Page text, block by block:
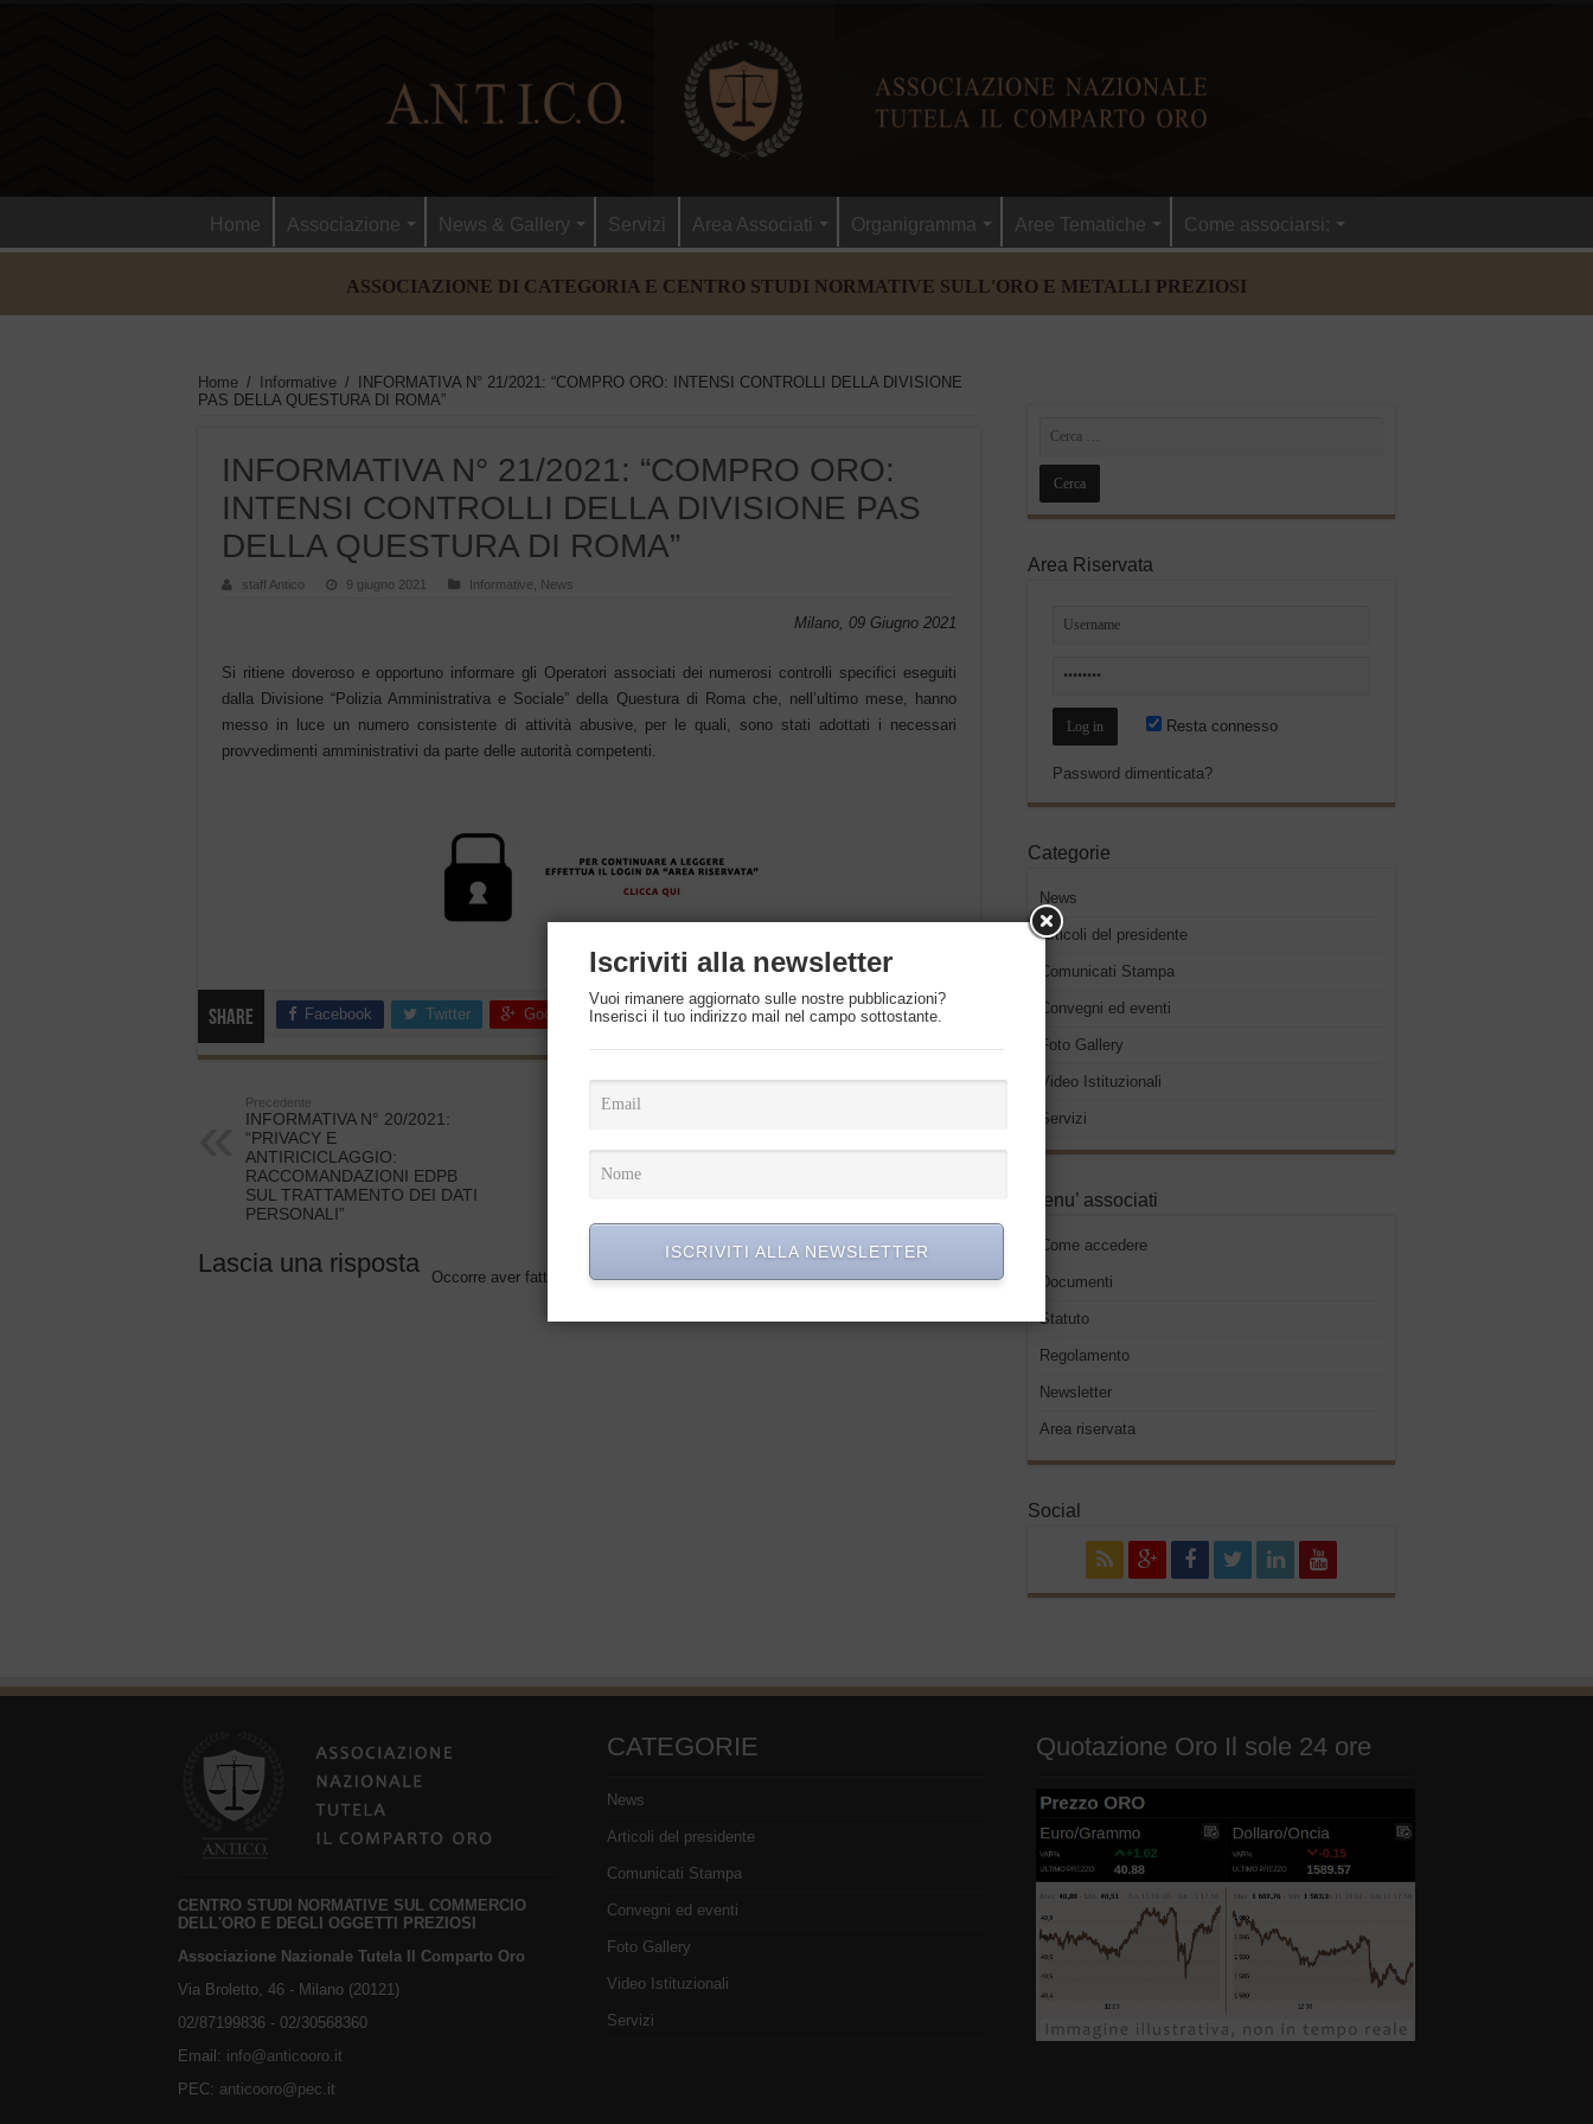
Home Associazione News & Gallery Servizi Area Associati Organigramma Aree Tematiche Come associarsi:
ASSOCIAZIONE DI CATEGORIA E CENTRO STUDI NORMATIVE SULL'ORO E METALLI PREZIOSI
Home / Informative / INFORMATIVA N° 21/2021: “COMPRO ORO: INTENSI CONTROLLI DELLA DIVISIONE
PAS DELLA QUESTURA DI ROMA”
INFORMATIVA N° 21/2021: “COMPRO ORO:
INTENSI CONTROLLI DELLA DIVISIONE PAS
DELLA QUESTURA DI ROMA”
staff Antico 9 giugno 2021 Informative News
Milano, 09 Giugno 2021
Si ritiene doveroso e opportuno informare gli Operatori associati dei numerosi controlli specifici eseguiti
dalla Divisione “Polizia Amministrativa e Sociale” della Questura di Roma che, nell’ultimo mese, hanno
messo in luce un numero consistente di attività abusive, per le quali, sono stati adottati i necessari
provvedimenti amministrativi da parte delle autorità competenti.
Share Facebook Twitter Google + LinkedIn Pinterest
Precedente
INFORMATIVA N° 20/2021:
“PRIVACY E
ANTIRICICLAGGIO:
RACCOMANDAZIONI EDPB
SUL TRATTAMENTO DEI DATI
PERSONALI”
“COMPRO ORO: CONTROLLI
Lascia una risposta Occorre aver fatto il loginper inviare un commento
Area Riservata
Resta connesso
Password dimenticata?
Categorie
News
Articoli del presidente
Comunicati Stampa
Convegni ed eventi
Foto Gallery
Video Istituzionali
Servizi
Menu’ associati
Come accedere
Documenti
Statuto
Regolamento
Newsletter
Area riservata
Social
CENTRO STUDI NORMATIVE SUL COMMERCIO
DELL'ORO E DEGLI OGGETTI PREZIOSI
Associazione Nazionale Tutela Il Comparto Oro
Via Broletto, 46 - Milano (20121)
02/87199836 - 02/30568360
Email: info@anticooro.it
PEC: anticooro@pec.it
CATEGORIE
News
Articoli del presidente
Comunicati Stampa
Convegni ed eventi
Foto Gallery
Video Istituzionali
Servizi
Quotazione Oro Il sole 24 ore
Iscriviti alla newsletter
Vuoi rimanere aggiornato sulle nostre pubblicazioni?
Inserisci il tuo indirizzo mail nel campo sottostante.
ISCRIVITI ALLA NEWSLETTER